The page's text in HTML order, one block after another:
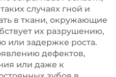
случаях гной и
в ткани, окружающие
их разрушению,
или задержке роста.
дефектов,
или даже к